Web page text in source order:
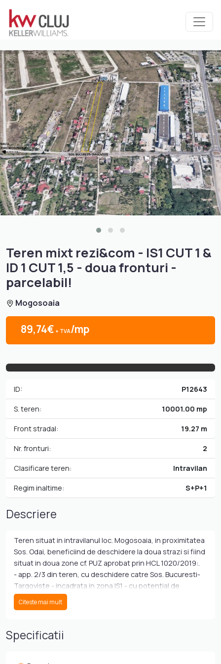
Teren mixt rezi&com - IS1 CUT 1 &
ID 1 CUT 1,5 - doua fronturi -
parcelabil!
Mogosoaia
89,74€ + TVA/mp
ID: P12643
S. teren: 10001.00 mp
Front stradal: 19.27 m
Nr. fronturi: 2
Clasificare teren: Intravilan
Regim inaltime: S+P+1
Descriere
Teren situat in intravilanul loc. Mogosoaia, in proximitatea
Sos. Odai, beneficiind de deschidere la doua strazi si fiind
situat in doua zone cf. PUZ aprobat prin HCL 1020/2019:.
- app. 2/3 din teren, cu deschidere catre Sos. Bucuresti-
Targoviste - incadrata in zona IS1 - cu potential de
dezvoltare mixt, inc. rezidential - cu indicatori CUT = 1,
POT = 40%, h. max=P+1;
incadrat in zona ID1 - cu potential pentru dezvoltare
comerciala, cu indicatori CUT=1,5, POT=60%, h.max=15
Citeste mai mult
Specificatii